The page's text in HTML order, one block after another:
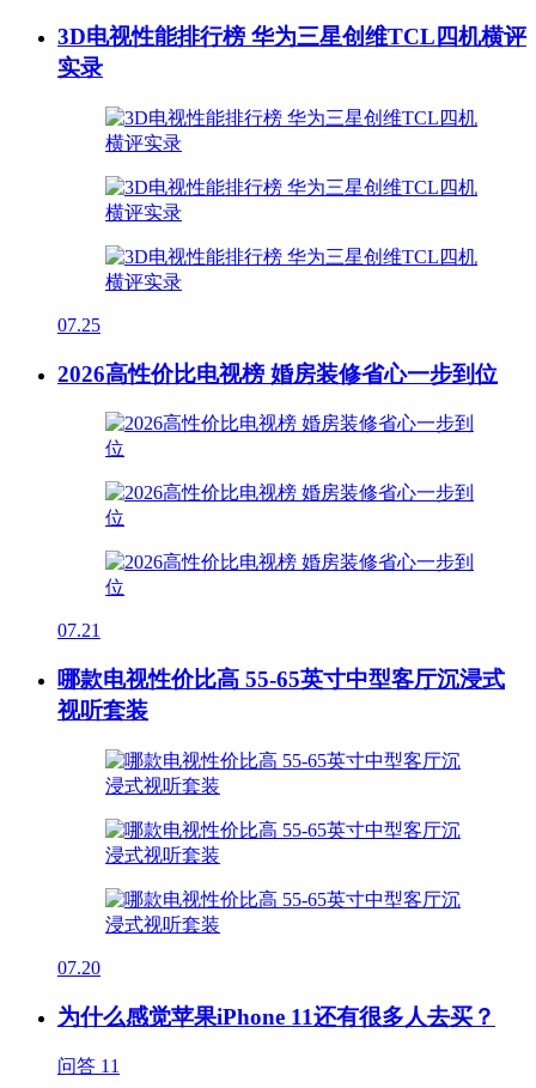
3D电视性能排行榜 华为三星创维TCL四机横评
实录
07.25
2026高性价比电视榜 婚房装修省心一步到位
07.21
哪款电视性价比高 55-65英寸中型客厅沉浸式
视听套装
07.20
为什么感觉苹果iPhone 11还有很多人去买？
问答 11